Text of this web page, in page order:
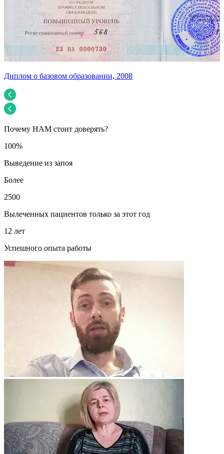
Диплом о базовом образовании, 2008
Почему НАМ стоит доверять?
100%
Выведение из запоя
Более
2500
Вылеченных пациентов только за этот год
12 лет
Успешного опыта работы